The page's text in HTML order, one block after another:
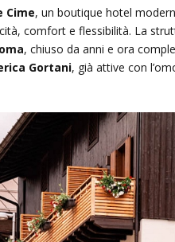
Cime, un boutique hotel
comfort e flessibilità. La
, chiuso da anni e ora
Gortani, già attive con